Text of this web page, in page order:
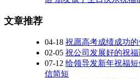
文章推荐
04-18 祝愿高考成绩成功的
02-05 祝公司发展好的祝福
07-12 给领导发新年祝福
信简短